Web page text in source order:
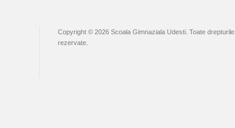
Copyright © 2026 Scoala Gimnaziala Udesti. Toate drepturile
rezervate.